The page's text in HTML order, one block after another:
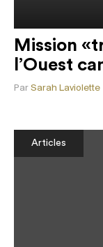
Mission
l’Ouest
Par Sarah Laviolette
Articles